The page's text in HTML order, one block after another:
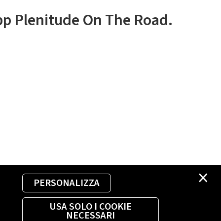
×
PERSONALIZZA
USA SOLO I COOKIE
NECESSARI
Plenitude On The Road.